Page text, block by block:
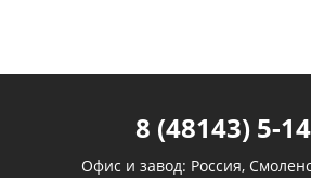
8 (48143) 5-
Офис и завод: Россия,